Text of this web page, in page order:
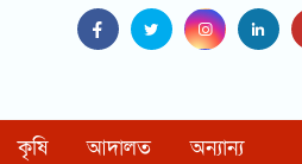
কৃষি আদালত অন্যান্য